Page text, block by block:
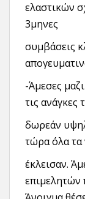
ελαστικών
3μηνες
συμβάσεις
-Άμεσες
τις
δωρεάν
τώρα όλα τα
έκλεισαν.
επιμελητών